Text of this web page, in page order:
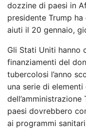
dozzine di paesi in
presidente Trump
aiuti il ​​20 gennaio,
Gli Stati Uniti hanno
finanziamenti del
tubercolosi l’anno
una serie di
paesi dovrebbero
ai programmi